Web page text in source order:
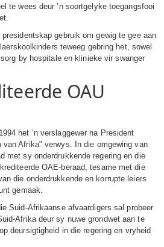
te wees deur ’n soortgelyke toegangsfooi
gebruik om gewig te gee aan
teweeg gebring het, sowel
by hospitale en klinieke vir swanger
OAU
het ’n verslaggewer na President
van Afrika" verwys. In die omgewing van
met sy onderdrukkende regering en die
OAE-beraad, tesame met die
die onderdrukkende en korrupte leiers
gemaak.
Suid-Afrikaanse afvaardigers sal probeer
Afrika deur sy nuwe grondwet aan te
deursigtigheid in die regering en vryheid